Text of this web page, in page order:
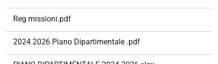
Reg missioni.pdf
2024 2026 Piano Dipartimentale .pdf